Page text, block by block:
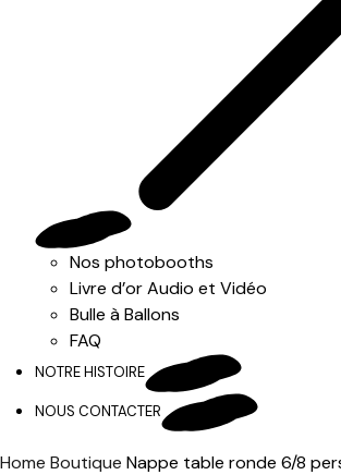
Nos photobooths
Livre d’or Audio et Vidéo
Bulle à Ballons
FAQ
NOTRE HISTOIRE
NOUS CONTACTER
Home Boutique Nappe table ronde 6/8